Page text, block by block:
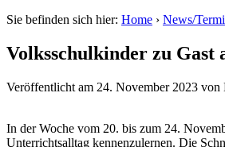
Sie befinden sich hier: Home › News/
Volksschulkinder zu Gast
Veröffentlicht am 24. November 2023 von
In der Woche vom 20. bis zum 24.
Unterrichtsalltag kennenzulernen. Die